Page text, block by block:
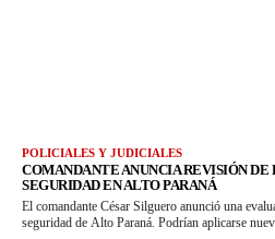
POLICIALES Y JUDICIALES
COMANDANTE ANUNCIA REVISIÓN DE
SEGURIDAD EN ALTO PARANÁ
El comandante César Silguero anunció una
seguridad de Alto Paraná. Podrían aplicarse